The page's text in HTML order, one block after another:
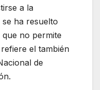
a la
ha resuelto
no permite
el también
de